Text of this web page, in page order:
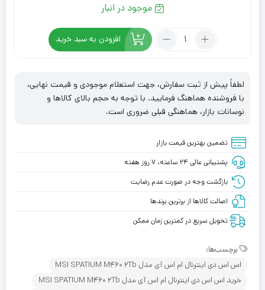
موجود در انبار
تعداد:
اینترنال
ام
اس
مدل
MSI
M450
500gb
افزودن به سبد خرید
لطفاً پیش از ثبت سفارش، جهت استعلام موجودی و قیمت نهایی،
با فروشنده هماهنگ فرمایید. با توجه به حجم بالای کالاها و
نوسانات بازار، هماهنگی قبلی ضروری است.
تضمین بهترین قیمت بازار
پشتیبانی عالی ۲۴ ساعته، ۷ روز هفته
بازگشت وجه در صورت عدم رضایت
اصالت کالاها از برترین برندها
تحویل سریع در کمترین زمان ممکن
برچسب‌ها:
اس اس دی اینترنال ام اس آی مدل MSI SPATIUM M460 2Tb
خرید اس اس دی اینترنال ام اس آی مدل MSI SPATIUM M460 2Tb